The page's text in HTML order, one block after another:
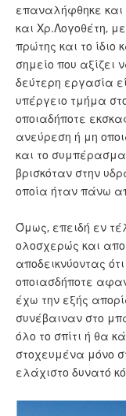
επαναλήφθηκε και
και Χρ.Λογοθέτη,
πρώτης και το
σημείο που αξίζει
δεύτερη εργασία
υπέργειο τμήμα
οποιαδήποτε
ανεύρεση ή μη
και το συμπέρασμα
βρισκόταν στην
οποία ήταν πάνω
Όμως, επειδή εν
ολοσχερώς και
αποδεικνύοντας
οποιασδήποτε
έχω την εξής
συνέβαιναν στο
όλο το σπίτι ή θα
στοχευμένα μόνο
ελάχιστο δυνατό